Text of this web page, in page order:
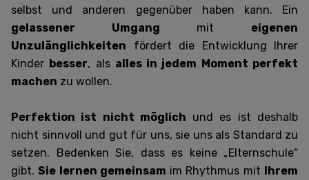
selbst und anderen gegenüber haben kann. Ein
gelassener Umgang mit eigenen
Unzulänglichkeiten fördert die Entwicklung Ihrer
Kinder besser, als alles in jedem Moment perfekt
machen zu wollen.
Perfektion ist nicht möglich und es ist deshalb
nicht sinnvoll und gut für uns, sie uns als Standard zu
setzen. Bedenken Sie, dass es keine „Elternschule“
gibt.Sie lernen gemeinsam im Rhythmus mit
Ihrem